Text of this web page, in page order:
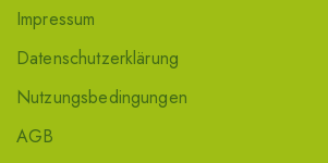
Impressum
Datenschutzerklärung
Nutzungsbedingungen
AGB